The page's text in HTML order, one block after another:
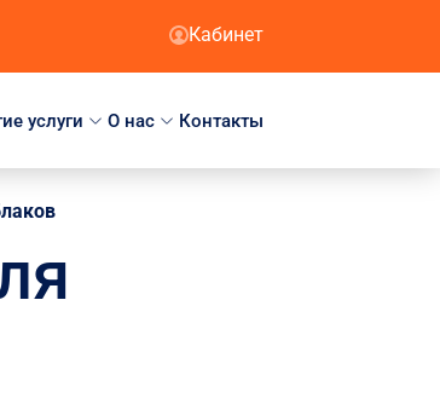
Кабинет
услуги О нас Контакты